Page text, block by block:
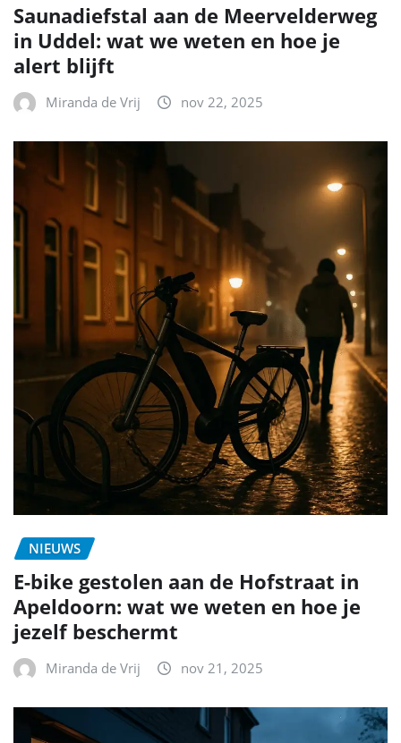
Saunadiefstal aan de Meervelderweg
in Uddel: wat we weten en hoe je
alert blijft
Miranda de Vrij nov 22, 2025
NIEUWS
E-bike gestolen aan de Hofstraat in
Apeldoorn: wat we weten en hoe je
jezelf beschermt
Miranda de Vrij nov 21, 2025